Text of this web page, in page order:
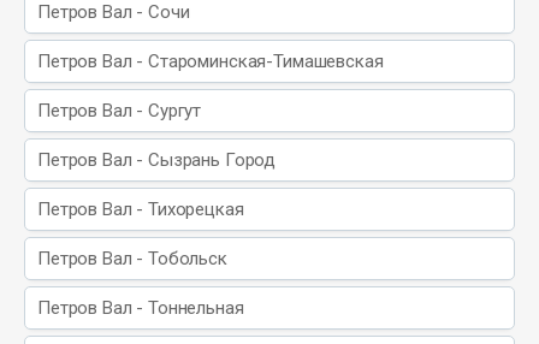
Петров Вал - Сочи
Петров Вал - Староминская-Тимашевская
Петров Вал - Сургут
Петров Вал - Сызрань Город
Петров Вал - Тихорецкая
Петров Вал - Тобольск
Петров Вал - Тоннельная